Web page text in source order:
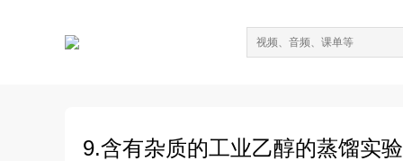
9.含有杂质的工业乙醇的蒸馏实验